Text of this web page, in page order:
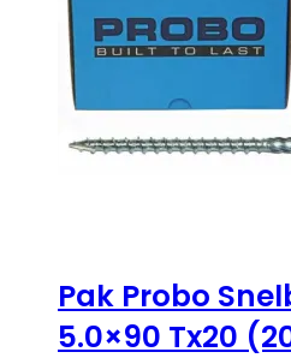
Pak Probo
5.0×90 Tx20